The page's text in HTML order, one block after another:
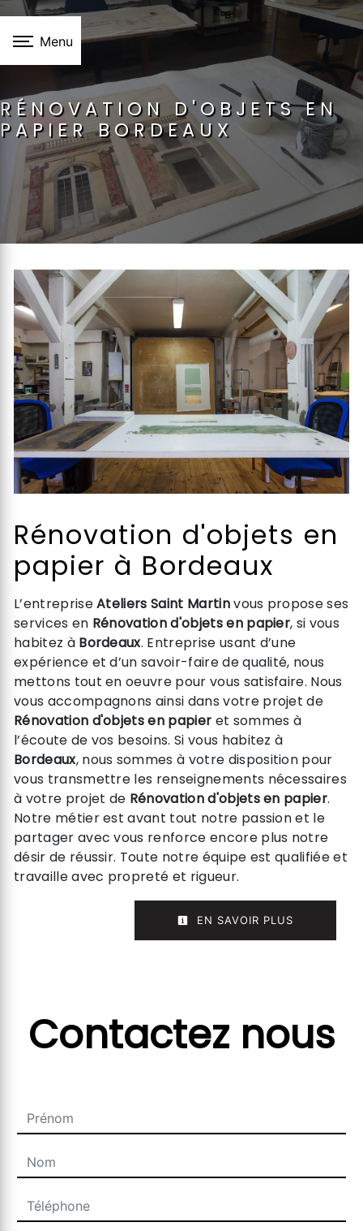
Menu
RÉNOVATION D'OBJETS EN
PAPIER BORDEAUX
Rénovation d'objets en
papier à Bordeaux
L’entrepriseAteliers Saint Martinvous propose ses
services en Rénovation d'objets en papier, si vous
habitez à Bordeaux. Entreprise usant d’une
expérience et d’un savoir-faire de qualité, nous
mettons tout en oeuvre pour vous satisfaire. Nous
vous accompagnons ainsi dans votre projet de
Rénovation d'objets en papier et sommes à
l’écoute de vos besoins. Si vous habitez à
Bordeaux, nous sommes à votre disposition pour
vous transmettre les renseignements nécessaires
à votre projet de Rénovation d'objets en papier.
Notre métier est avant tout notre passion et le
partager avec vous renforce encore plus notre
désir de réussir. Toute notre équipe est qualifiée et
travaille avec propreté et rigueur.
EN SAVOIR PLUS
Contactez nous
Panneau de gestion des cookies